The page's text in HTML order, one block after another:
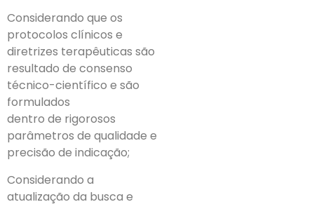
Considerando que os
protocolos clínicos e
diretrizes terapêuticas são
resultado de consenso
técnico-científico e são
formulados
dentro de rigorosos
parâmetros de qualidade e
precisão de indicação;
Considerando a
atualização da busca e